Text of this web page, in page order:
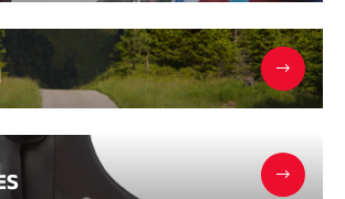
et transmission
et boucles
et détection
Photofinish
VOLA Board & Clé de protection
SkiAlp